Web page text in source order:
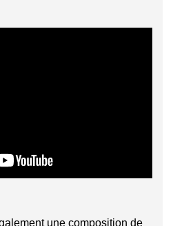
une composition de